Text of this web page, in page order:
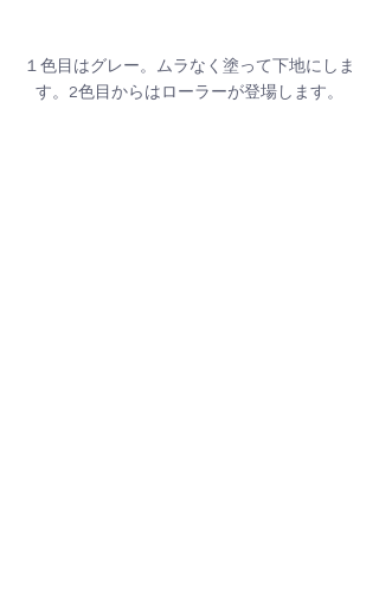
１色目はグレー。ムラなく塗って下地にしま
す。2色目からはローラーが登場します。